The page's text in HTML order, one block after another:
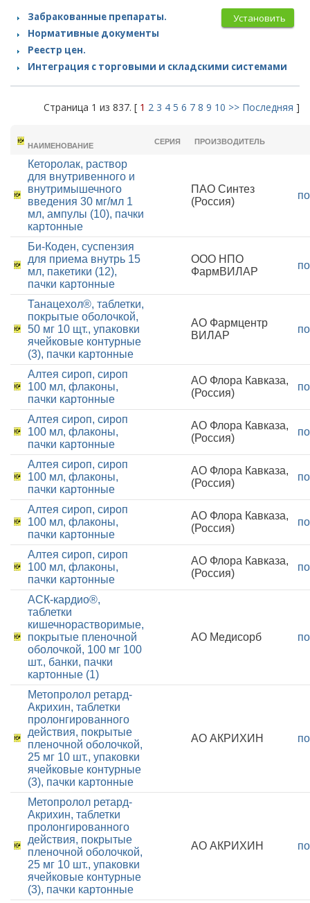
Установить
Забракованные препараты.
Нормативные документы
Реестр цен.
Интеграция с торговыми и складскими системами
Страница 1 из 837. [ 1 2 3 4 5 6 7 8 9 10 >> Последняя ]
НАИМЕНОВАНИЕ
СЕРИЯ ПРОИЗВОДИТЕЛЬ
Кеторолак, раствор
для внутривенного и
внутримышечного
введения 30 мг/мл 1
мл, ампулы (10), пачки
картонные
ПАО Синтез
(Россия)
Би-Коден, суспензия
для приема внутрь 15
мл, пакетики (12),
пачки картонные
ООО НПО
ФармВИЛАР
Танацехол®, таблетки,
покрытые оболочкой,
50 мг 10 щт., упаковки
ячейковые контурные
(3), пачки картонные
АО Фармцентр
ВИЛАР
Алтея сироп, сироп
100 мл, флаконы,
пачки картонные
АО Флора Кавказа,
(Россия)
Алтея сироп, сироп
100 мл, флаконы,
пачки картонные
АО Флора Кавказа,
(Россия)
Алтея сироп, сироп
100 мл, флаконы,
пачки картонные
АО Флора Кавказа,
(Россия)
Алтея сироп, сироп
100 мл, флаконы,
пачки картонные
АО Флора Кавказа,
(Россия)
Алтея сироп, сироп
100 мл, флаконы,
пачки картонные
АО Флора Кавказа,
(Россия)
АСК-кардио®,
таблетки
кишечнорастворимые,
покрытые пленочной
оболочкой, 100 мг 100
шт., банки, пачки
картонные (1)
АО Медисорб
Метопролол ретард-
Акрихин, таблетки
пролонгированного
действия, покрытые
пленочной оболочкой,
25 мг 10 шт., упаковки
ячейковые контурные
(3), пачки картонные
АО АКРИХИН
Метопролол ретард-
Акрихин, таблетки
пролонгированного
действия, покрытые
пленочной оболочкой,
25 мг 10 шт., упаковки
ячейковые контурные
(3), пачки картонные
АО АКРИХИН